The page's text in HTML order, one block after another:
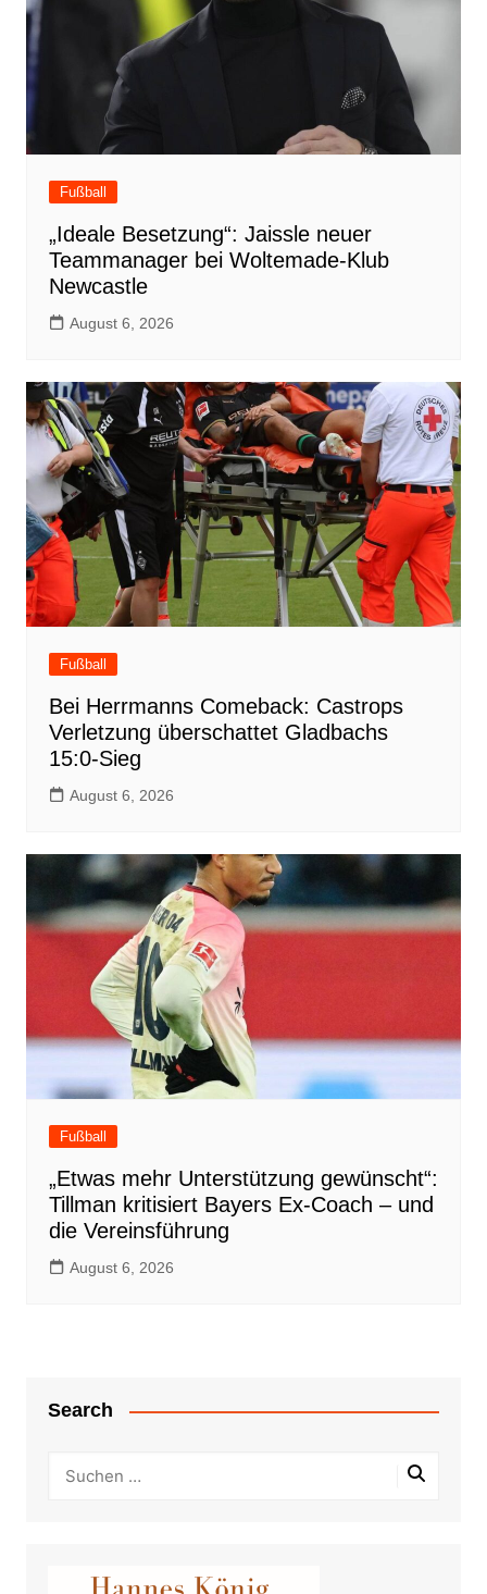
Fußball
„Ideale Besetzung“: Jaissle neuer
Teammanager bei Woltemade-Klub
Newcastle
August 6, 2026
Fußball
Bei Herrmanns Comeback: Castrops
Verletzung überschattet Gladbachs
15:0-Sieg
August 6, 2026
Fußball
„Etwas mehr Unterstützung gewünscht“:
Tillman kritisiert Bayers Ex-Coach – und
die Vereinsführung
August 6, 2026
Search